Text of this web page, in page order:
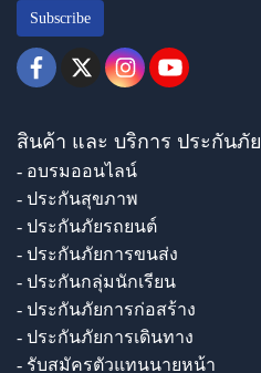
Subscribe
สินค้า และ บริการ ประกันภัย
- อบรมออนไลน์
- ประกันสุขภาพ
- ประกันภัยรถยนต์
- ประกันภัยการขนส่ง
- ประกันกลุ่มนักเรียน
- ประกันภัยการก่อสร้าง
- ประกันภัยการเดินทาง
- รับสมัครตัวแทนนายหน้า